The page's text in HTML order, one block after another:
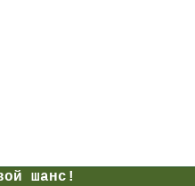
шанс!